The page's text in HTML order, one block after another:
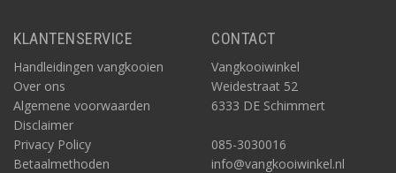
KLANTENSERVICE
Handleidingen vangkooien
Over ons
Algemene voorwaarden
Disclaimer
Privacy Policy
Betaalmethoden
CONTACT
Vangkooiwinkel
Weidestraat 52
6333 DE Schimmert
085-3030016
info@vangkooiwinkel.nl